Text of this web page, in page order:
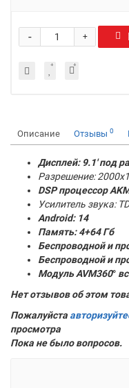
+
-
Описание Отзывы 0
Дисплей: 9.1' под
Разрешение:
DSP процессор
Усилитель звука:
Android: 14
Память:4+64 Гб
Беспроводной и
Беспроводной и
Модуль AVM360°
Нет отзывов об этом
Пожалуйста
просмотра
Пока не было вопросов.